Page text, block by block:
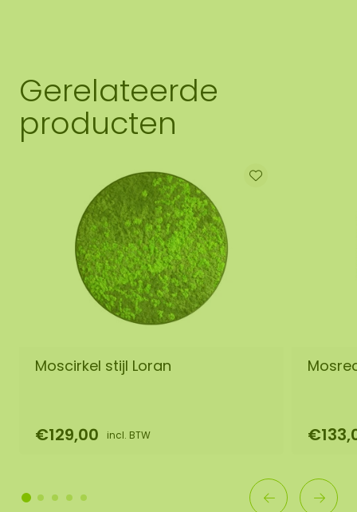
Gerelateerde
producten
Moscirkel stijl Loran
€129,00 incl. BTW